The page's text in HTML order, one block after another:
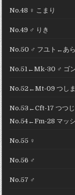
No.48 ♀ こまり
No.49 ♂ りき
No.50 ♂ フユト←あ
No.51←Mk-30 ♂ ゴ
No.52←Mt-09 つし
No.53←Cft-17 つつじ
No.54←Fm-28 マッ
No.55 ♀
No.56 ♂
No.57 ♂